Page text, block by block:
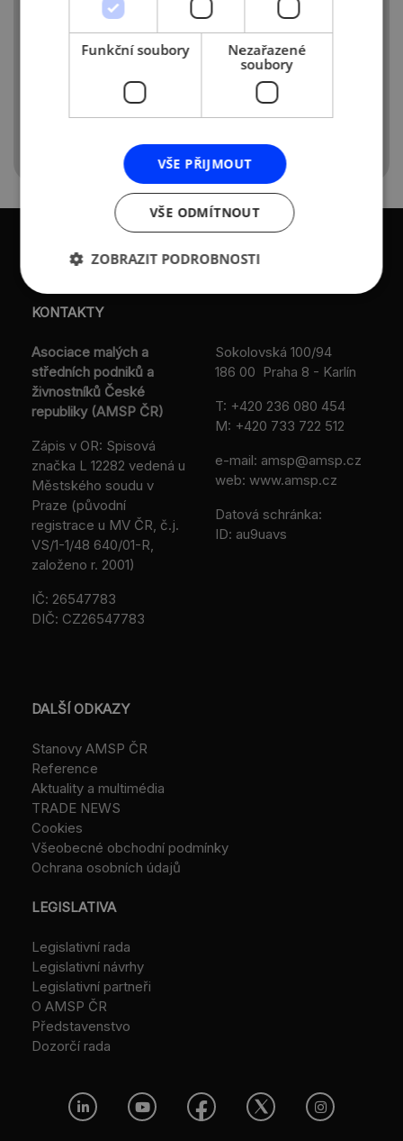
Průvodce samotestováním ve firmách
https://www.mpo.cz/cz/rozcestnik/informace-
o-koronavirus/pruvodce-testovanim-ve-
firmach–259808/
KONTAKTY
Asociace malých a
středních podniků a
živnostníků České
republiky (AMSP ČR)
Zápis v OR: Spisová
značka L 12282 vedená u
Městského soudu v
Praze (původní
registrace u MV ČR, č.j.
VS/1-1/48 640/01-R,
založeno r. 2001)
IČ: 26547783
DIČ: CZ26547783
Sokolovská 100/94
186 00 Praha 8 - Karlín
T: +420 236 080 454
M: +420 733 722 512
e-mail: amsp@amsp.cz
web: www.amsp.cz
Datová schránka:
ID: au9uavs
DALŠÍ ODKAZY
Stanovy AMSP ČR
Reference
Aktuality a multimédia
TRADE NEWS
Cookies
Všeobecné obchodní podmínky
Ochrana osobních údajů
LEGISLATIVA
Legislativní rada
Legislativní návrhy
Legislativní partneři
O AMSP ČR
Představenstvo
Dozorčí rada
Funkční soubory
Nezařazené
soubory
VŠE PŘIJMOUT
VŠE ODMÍTNOUT
ZOBRAZIT PODROBNOSTI